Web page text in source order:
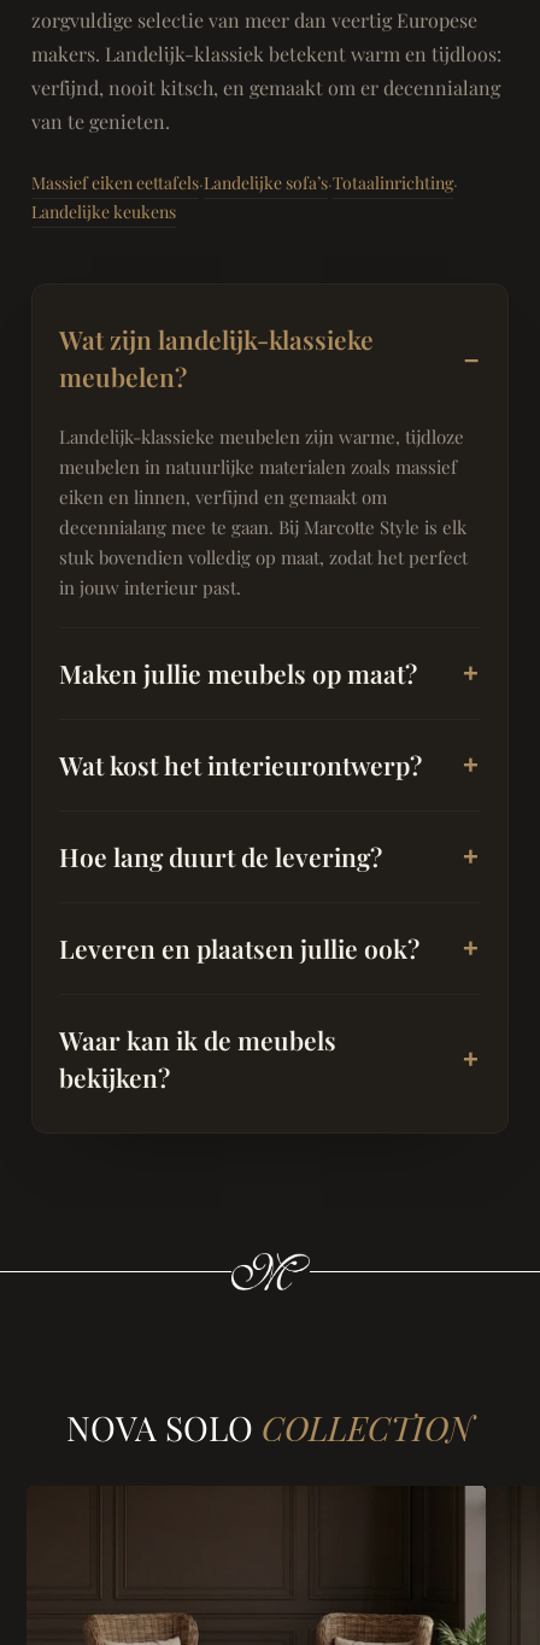
zorgvuldige selectie van meer dan veertig Europese
makers. Landelijk-klassiek betekent warm en tijdloos:
verfijnd, nooit kitsch, en gemaakt om er decennialang
van te genieten.
Massief eiken eettafels·Landelijke sofa’s·Totaalinrichting·
Landelijke keukens
Wat zijn landelijk-klassieke
meubelen?
Landelijk-klassieke meubelen zijn warme, tijdloze
meubelen in natuurlijke materialen zoals massief
eiken en linnen, verfijnd en gemaakt om
decennialang mee te gaan. Bij Marcotte Style is elk
stuk bovendien volledig op maat, zodat het perfect
in jouw interieur past.
Maken jullie meubels op maat?
Wat kost het interieurontwerp?
Hoe lang duurt de levering?
Leveren en plaatsen jullie ook?
Waar kan ik de meubels
bekijken?
NOVA SOLO COLLECTION